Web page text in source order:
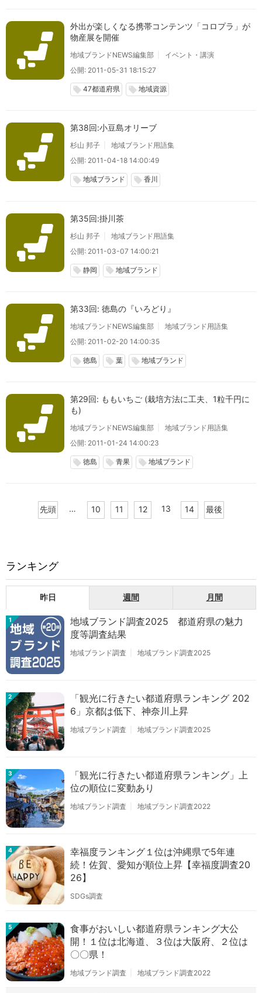
外出が楽しくなる携帯コンテンツ「コロプラ」が
物産展を開催
地域ブランドNEWS編集部
イベント・講演
公開: 2011-05-31 18:15:27
local_offer 47都道府県 local_offer 地域資源
第38回:小豆島オリーブ
杉山 邦子
地域ブランド用語集
公開: 2011-04-18 14:00:49
local_offer 地域ブランド local_offer 香川
第35回:掛川茶
杉山 邦子
地域ブランド用語集
公開: 2011-03-07 14:00:21
local_offer 静岡 local_offer 地域ブランド
第33回: 徳島の『いろどり』
地域ブランドNEWS編集部
地域ブランド用語集
公開: 2011-02-20 14:00:35
local_offer 徳島 local_offer 葉 local_offer 地域ブランド
第29回: ももいちご (栽培方法に工夫、1粒千円に
も)
地域ブランドNEWS編集部
地域ブランド用語集
公開: 2011-01-24 14:00:23
local_offer 徳島 local_offer 青果 local_offer 地域ブランド
先頭 … 10 11 12 13 14 最後
ランキング
昨日 週間 月間
1
地域ブランド調査2025 都道府県の魅力
度等調査結果
地域ブランド調査 地域ブランド調査2025
2
「観光に行きたい都道府県ランキング 202
6」京都は低下、神奈川上昇
地域ブランド調査 地域ブランド調査2025
3
「観光に行きたい都道府県ランキング」上
位の順位に変動あり
地域ブランド調査 地域ブランド調査2022
4
幸福度ランキング１位は沖縄県で5年連
続！佐賀、愛知が順位上昇【幸福度調査20
26】
SDGs調査
5
食事がおいしい都道府県ランキング大公
開！１位は北海道、３位は大阪府、２位は
〇〇県！
地域ブランド調査 地域ブランド調査2022